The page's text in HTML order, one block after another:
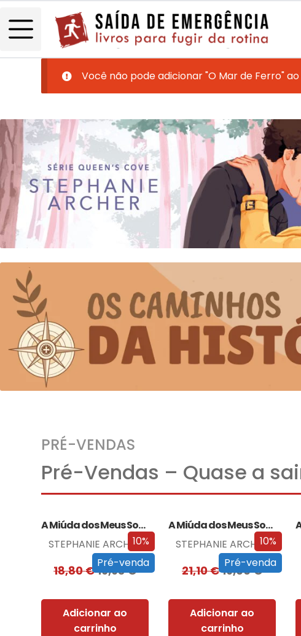
Você não pode adicionar "O Mar de Ferro"
PRÉ-VENDAS
Pré-Vendas – Quase a
10%
Pré-venda
A Miúda dos Meus Sonhos
STEPHANIE ARCHER
18,80€16,93€
Adicionar ao
carrinho
10%
Pré-venda
A Miúda dos Meus Sonhos – Edição…
STEPHANIE ARCHER
21,10€19,00€
Adicionar ao
carrinho